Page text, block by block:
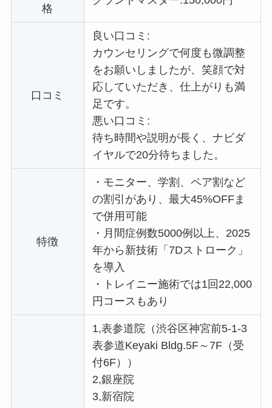
格
口コミ
良い口コミ:
カウンセリングで何度も微調整
をお願いしましたが、笑顔で対
応していただき、仕上がりも満
足です。
悪い口コミ:
待ち時間や説明が長く、ナビダ
イヤルで20分待ちました。
特徴
・ モニター、学割、ペア割など
の割引があり、最大45%OFFま
で併用可能
・ 月間症例数5000例以上、2025
年から新技術「7Dストローク」
を導入
・
トレイニー施術では1回22,000
円コースもあり
1,表参道院（渋谷区神宮前5-1-3
表参道Keyaki Bldg.5F～7F（受
付6F））
2,銀座院
3,新宿院